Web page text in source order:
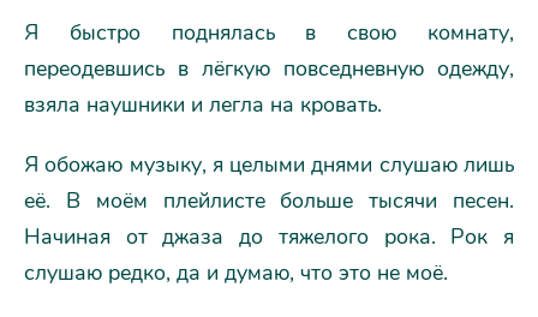
Я быстро поднялась в свою комнату,
переодевшись в лёгкую повседневную одежду,
взяла наушники и легла на кровать.
Я обожаю музыку, я целыми днями слушаю лишь
её. В моём плейлисте больше тысячи песен.
Начиная от джаза до тяжелого рока. Рок я
слушаю редко, да и думаю, что это не моё.